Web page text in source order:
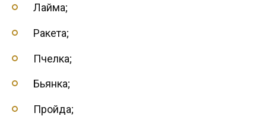
Лайма;
Ракета;
Пчелка;
Бьянка;
Пройда;